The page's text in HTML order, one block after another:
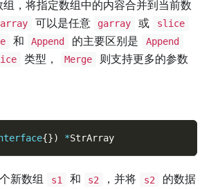
，将指定数组中的内容合并到当前数
array 可以是任意 garray 或 slice
和 Append 的主要区别是 Append
类型， Merge
则支持更多的参数
{}) *StrArray
新数组 s1 和 s2 ，并将 s2
的数据